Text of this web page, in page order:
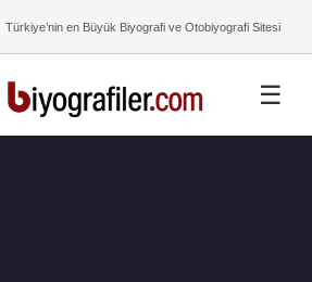
Türkiye’nin en Büyük Biyografi ve Otobiyografi Sitesi
☰